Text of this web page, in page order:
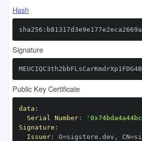
Hash
Signature
Public Key Certificate
data :
Serial Number:
Signature :
Issuer: O=sigstore.dev ,